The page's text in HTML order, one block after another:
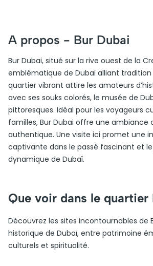
A propos - Bur Dubai
Bur Dubai, situé sur la rive ouest de la
emblématique de Dubaï alliant
quartier vibrant attire les amateurs
avec ses souks colorés, le musée de
pittoresques. Idéal pour les voyageurs
familles, Bur Dubai offre une ambiance
authentique. Une visite ici promet une
captivante dans le passé fascinant et
dynamique de Dubaï.
Que voir dans le quartier
Découvrez les sites incontournables de
historique de Dubaï, entre patrimoine
culturels et spiritualité.